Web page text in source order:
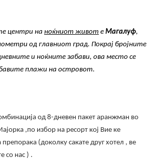
центри на ноќниот живот е Магалуф,
од главниот град. Покрај бројните
и ноќните забави, ова место се
плажи на островот.
од8-дневен пакет аранжман во
,по избор на ресорт кој Вие ке
(доколку сакате друг хотел , ве
со нас ) .